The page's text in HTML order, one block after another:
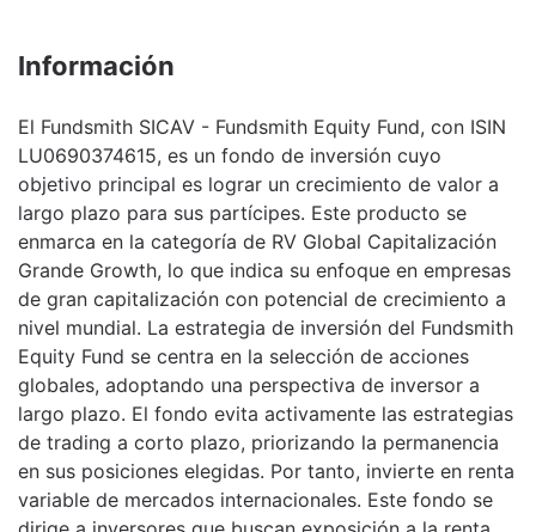
Información
El Fundsmith SICAV - Fundsmith Equity Fund, con ISIN
LU0690374615, es un fondo de inversión cuyo
objetivo principal es lograr un crecimiento de valor a
largo plazo para sus partícipes. Este producto se
enmarca en la categoría de RV Global Capitalización
Grande Growth, lo que indica su enfoque en empresas
de gran capitalización con potencial de crecimiento a
nivel mundial. La estrategia de inversión del Fundsmith
Equity Fund se centra en la selección de acciones
globales, adoptando una perspectiva de inversor a
largo plazo. El fondo evita activamente las estrategias
de trading a corto plazo, priorizando la permanencia
en sus posiciones elegidas. Por tanto, invierte en renta
variable de mercados internacionales. Este fondo se